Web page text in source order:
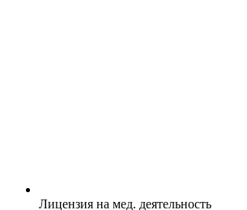
Лицензия на мед. деятельность